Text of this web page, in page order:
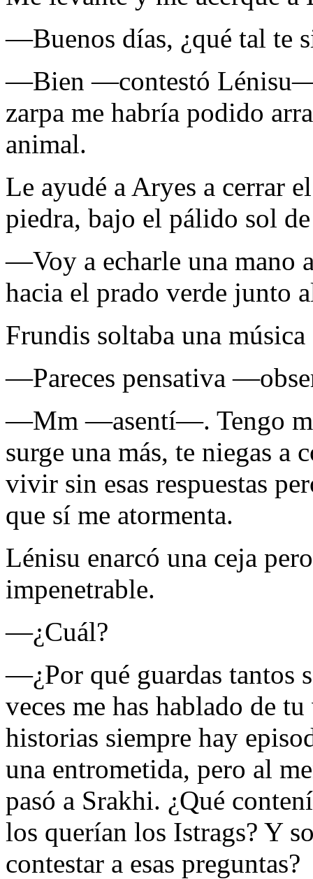
—Buenos días, ¿qué tal te
—Bien —contestó Lénisu—.
zarpa me habría podido
animal.
Le ayudé a Aryes a cerrar
piedra, bajo el pálido sol
—Voy a echarle una mano
hacia el prado verde junto
Frundis soltaba una
—Pareces pensativa
—Mm —asentí—. Tengo
surge una más, te niegas a
vivir sin esas respuestas
que sí me atormenta.
Lénisu enarcó una ceja
impenetrable.
—¿Cuál?
—¿Por qué guardas tantos
veces me has hablado de
historias siempre hay
una entrometida, pero al
pasó a Srakhi. ¿Qué
los querían los Istrags? Y
contestar a esas preguntas?